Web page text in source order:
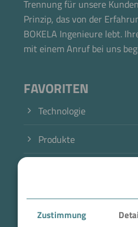
Zustimmung
Trennung für unsere
Prinzip, das von der
BOKELA Ingenieure lebt.
mit einem Anruf bei uns
FAVORITEN
Technologie
Produkte
Case Studies
Jetzt direkt